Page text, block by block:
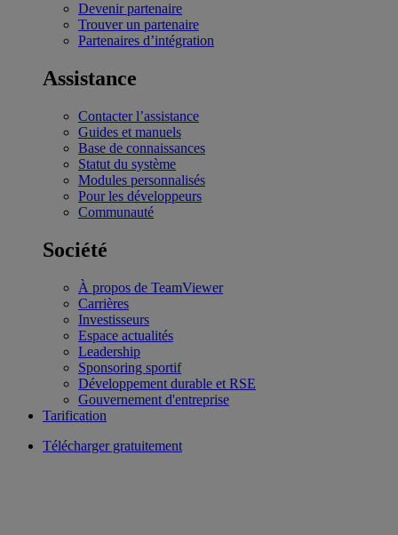
Devenir partenaire
Trouver un partenaire
Partenaires d’intégration
Assistance
Contacter l’assistance
Guides et manuels
Base de connaissances
Statut du système
Modules personnalisés
Pour les développeurs
Communauté
Société
À propos de TeamViewer
Carrières
Investisseurs
Espace actualités
Leadership
Sponsoring sportif
Développement durable et RSE
Gouvernement d'entreprise
Tarification
Télécharger gratuitement